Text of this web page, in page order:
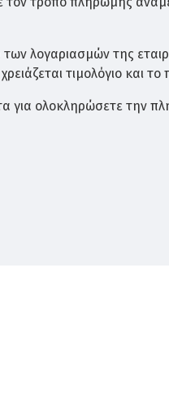
λογαριασμών της
τιμολόγιο και
για ολοκληρώσετε την